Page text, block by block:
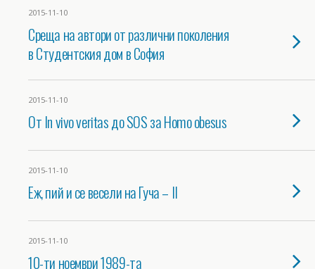
2015-11-10
Среща на автори от различни поколения
в Студентския дом в София
2015-11-10
От In vivo veritas до SOS за Homo obesus
2015-11-10
Еж, пий и се весели на Гуча – II
2015-11-10
10-ти ноември 1989-та